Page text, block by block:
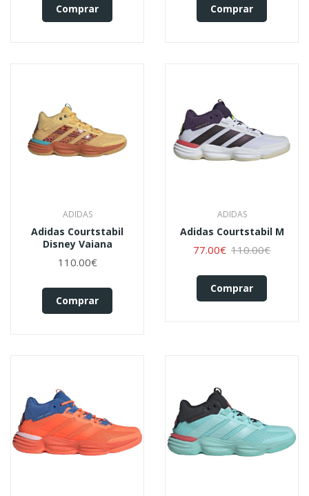
Comprar Comprar
ADIDAS
Adidas Courtstabil
Disney Vaiana
110.00€
Comprar
ADIDAS
Adidas Courtstabil M
77.00€ 110.00€
Comprar